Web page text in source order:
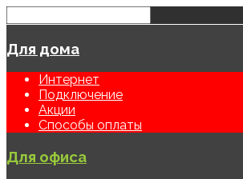
Для дома
Интернет
Подключение
Акции
Способы оплаты
Для офиса